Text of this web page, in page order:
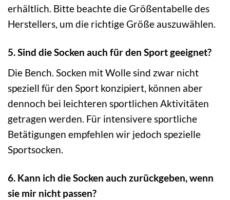
erhältlich. Bitte beachte die Größentabelle des
Herstellers, um die richtige Größe auszuwählen.
5. Sind die Socken auch für den Sport geeignet?
Die Bench. Socken mit Wolle sind zwar nicht
speziell für den Sport konzipiert, können aber
dennoch bei leichteren sportlichen Aktivitäten
getragen werden. Für intensivere sportliche
Betätigungen empfehlen wir jedoch spezielle
Sportsocken.
6. Kann ich die Socken auch zurückgeben, wenn
sie mir nicht passen?